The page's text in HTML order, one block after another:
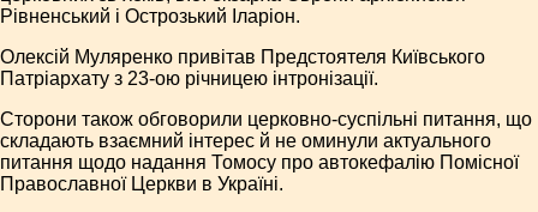
Рівненський і Острозький Іларіон.
Олексій Муляренко привітав Предстоятеля Київського
Патріархату з 23-ою річницею інтронізації.
Сторони також обговорили церковно-суспільні питання, що
складають взаємний інтерес й не оминули актуального
питання щодо надання Томосу про автокефалію Помісної
Православної Церкви в Україні.